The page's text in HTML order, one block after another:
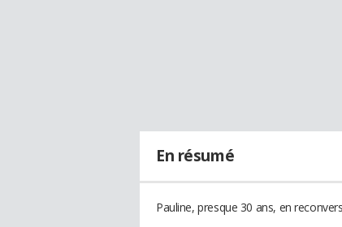
En résumé
Pauline, presque 30 ans, en